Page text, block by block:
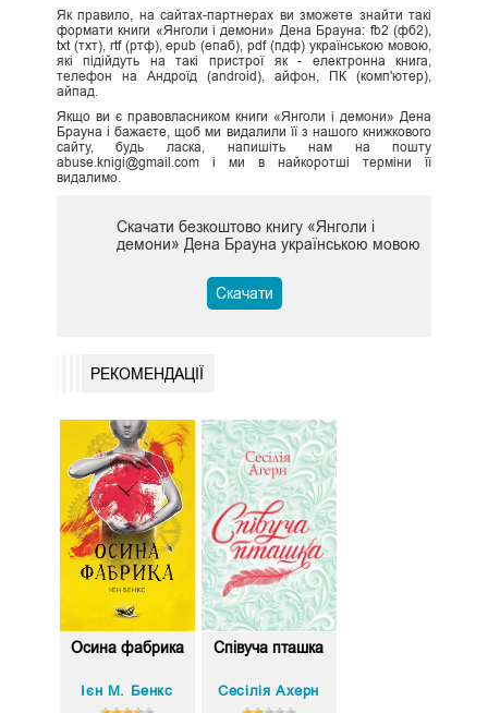
Як правило, на сайтах-партнерах ви зможете знайти такі
формати книги «Янголи і демони» Дена Брауна: fb2 (фб2),
txt (тхт), rtf (ртф), epub (епаб), pdf (пдф) українською мовою,
які підійдуть на такі пристрої як - електронна книга,
телефон на Андроїд (android), айфон, ПК (комп'ютер),
айпад.
Якщо ви є правовласником книги «Янголи і демони» Дена
Брауна і бажаєте, щоб ми видалили її з нашого книжкового
сайту, будь ласка, напишіть нам на пошту
abuse.knigi@gmail.com і ми в найкоротші терміни її
видалимо.
Скачати безкоштово книгу «Янголи і
демони» Дена Брауна українською мовою
Скачати
РЕКОМЕНДАЦІЇ
Осина фабрика
Ієн М. Бенкс
Співуча пташка
Сесілія Ахерн